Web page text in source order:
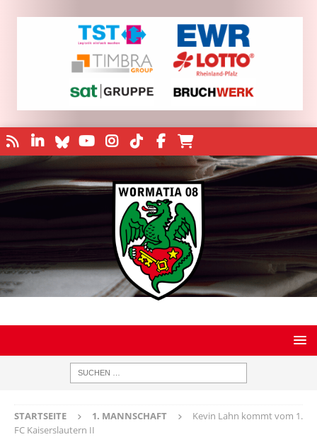
STARTSEITE 1. MANNSCHAFT
Kevin Lahn kommt vom 1.
FC Kaiserslautern II